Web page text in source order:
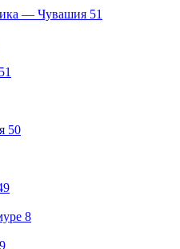
— Чувашия 51
51
50
8